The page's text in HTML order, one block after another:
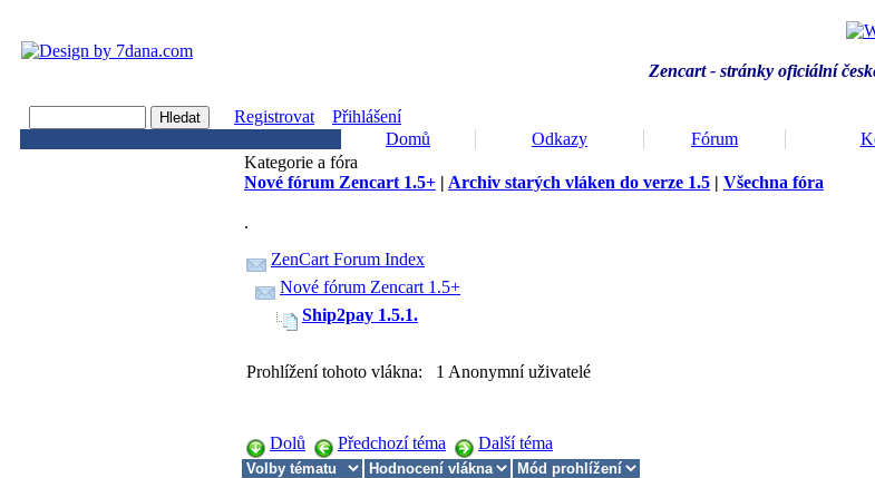
Zencart - stránky oficiální
Registrovat
Přihlášení
Domů
Odkazy Fórum
Kategorie a fóra
Nové fórum Zencart 1.5+ | Archiv starých vláken do verze 1.5 | Všechna fóra
.
ZenCart Forum Index
Nové fórum Zencart 1.5+
Ship2pay 1.5.1.
Prohlížení tohoto vlákna: 1 Anonymní uživatelé
Dolů Předchozí téma Další téma